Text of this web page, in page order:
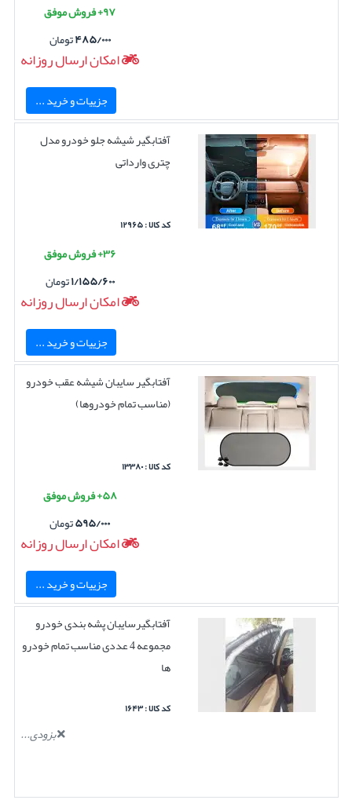
۹۷+ فروش موفق
۴۸۵/۰۰۰تومان
امکان ارسال روزانه
جزییات و خرید ...
آفتابگیر شیشه جلو خودرو مدل
چتری وارداتی
کد کالا : ۱۲۹۶۵
۳۶+ فروش موفق
۱/۱۵۵/۶۰۰تومان
امکان ارسال روزانه
جزییات و خرید ...
آفتابگیر سایبان شیشه عقب خودرو
(مناسب تمام خودروها)
کد کالا : ۱۳۳۸۰
۵۸+ فروش موفق
۵۹۵/۰۰۰تومان
امکان ارسال روزانه
جزییات و خرید ...
آفتابگیرسایبان پشه بندی خودرو
مجموعه 4 عددی مناسب تمام خودرو
ها
کد کالا : ۱۶۴۳
بزودی...